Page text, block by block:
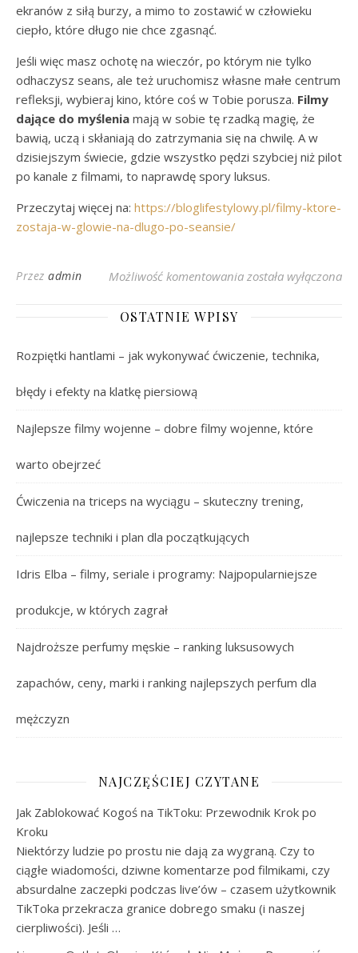
ekranów z siłą burzy, a mimo to zostawić w człowieku
ciepło, które długo nie chce zgasnąć.
Jeśli więc masz ochotę na wieczór, po którym nie tylko
odhaczysz seans, ale też uruchomisz własne małe centrum
refleksji, wybieraj kino, które coś w Tobie porusza. Filmy
dające do myślenia mają w sobie tę rzadką magię, że
bawią, uczą i skłaniają do zatrzymania się na chwilę. A w
dzisiejszym świecie, gdzie wszystko pędzi szybciej niż pilot
po kanale z filmami, to naprawdę spory luksus.
Przeczytaj więcej na: https://bloglifestylowy.pl/filmy-ktore-
zostaja-w-glowie-na-dlugo-po-seansie/
Przez admin Możliwość komentowania Filmy dające do
została wyłączona
OSTATNIE WPISY
Rozpiętki hantlami – jak wykonywać ćwiczenie, technika,
błędy i efekty na klatkę piersiową
Najlepsze filmy wojenne – dobre filmy wojenne, które
warto obejrzeć
Ćwiczenia na triceps na wyciągu – skuteczny trening,
najlepsze techniki i plan dla początkujących
Idris Elba – filmy, seriale i programy: Najpopularniejsze
produkcje, w których zagrał
Najdroższe perfumy męskie – ranking luksusowych
zapachów, ceny, marki i ranking najlepszych perfum dla
mężczyzn
NAJCZĘŚCIEJ CZYTANE
Jak Zablokować Kogoś na TikToku: Przewodnik Krok po
Kroku
Niektórzy ludzie po prostu nie dają za wygraną. Czy to
ciągłe wiadomości, dziwne komentarze pod filmikami, czy
absurdalne zaczepki podczas live’ów – czasem użytkownik
TikToka przekracza granice dobrego smaku (i naszej
cierpliwości). Jeśli …